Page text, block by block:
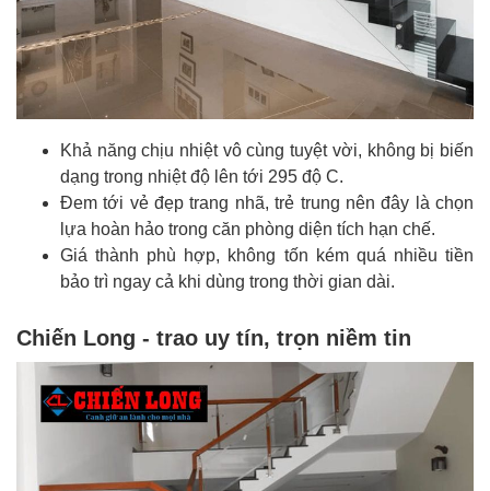
Khả năng chịu nhiệt vô cùng tuyệt vời, không bị biến
dạng trong nhiệt độ lên tới 295 độ C.
Đem tới vẻ đẹp trang nhã, trẻ trung nên đây là chọn
lựa hoàn hảo trong căn phòng diện tích hạn chế.
Giá thành phù hợp, không tốn kém quá nhiều tiền
bảo trì ngay cả khi dùng trong thời gian dài.
Chiến Long - trao uy tín, trọn niềm tin